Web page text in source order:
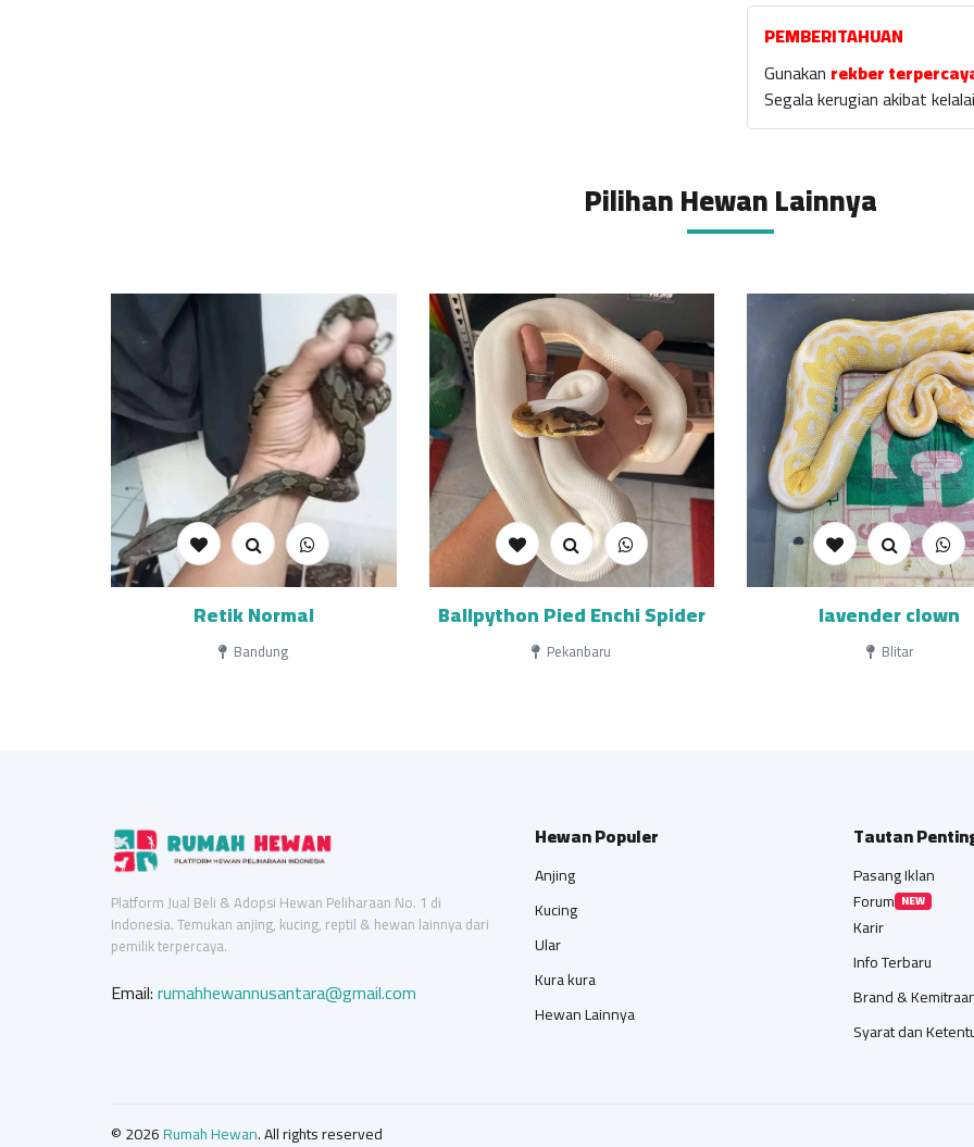
PEMBERITAHUAN
Gunakan rekber
Segala kerugian akibat
Pilihan Hewan Lainnya
Retik Normal
Bandung
Ballpython Pied Enchi Spider
Pekanbaru
lavender clown
Blitar
Platform Jual Beli & Adopsi Hewan Peliharaan No. 1 di
Indonesia. Temukan anjing, kucing, reptil & hewan lainnya dari
pemilik terpercaya.
Email:rumahhewannusantara@gmail.com
Hewan Populer
Anjing
Kucing
Ular
Kura kura
Hewan Lainnya
Tautan
Pasang Iklan
Forum NEW
Karir
Info Terbaru
Brand &
Syarat dan
© 2026Rumah Hewan. All rights reserved